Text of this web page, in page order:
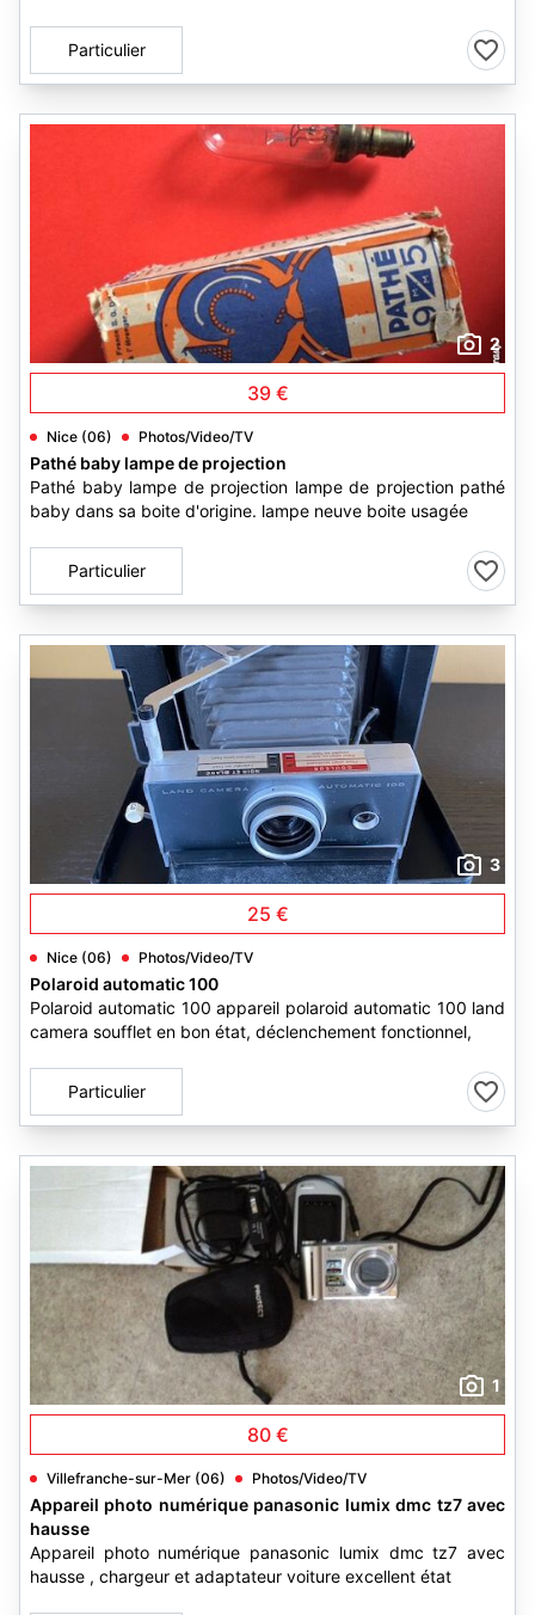
Particulier
2
39 €
Nice (06) Photos/Video/TV
Pathé baby lampe de projection
Pathé baby lampe de projection lampe de projection pathé
baby dans sa boite d'origine. lampe neuve boite usagée
Particulier
3
25 €
Nice (06) Photos/Video/TV
Polaroid automatic 100
Polaroid automatic 100 appareil polaroid automatic 100 land
camera soufflet en bon état, déclenchement fonctionnel,
Particulier
1
80 €
Villefranche-sur-Mer (06) Photos/Video/TV
Appareil photo numérique panasonic lumix dmc tz7 avec
hausse
Appareil photo numérique panasonic lumix dmc tz7 avec
hausse , chargeur et adaptateur voiture excellent état